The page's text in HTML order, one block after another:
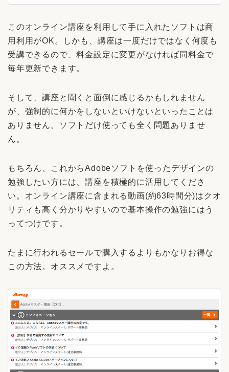
このオンライン講座を利用して手に入れたソフトは商
用利用がOK。しかも、講座は一度だけではなく何度も
受講できるので、料金設定に変更がなければ同料金で
毎年更新できます。
そして、講座と聞くと面倒に感じるかもしれません
が、強制的に何かをしないといけないといったことは
ありません。ソフトだけ使っても全く問題ありませ
ん。
もちろん、これからAdobeソフトを使ったデザインの
勉強したい方には、講座を積極的に活用してくださ
い。オンライン講座に含まれる動画(約63時間分)はクオ
リティも高く分かりやすいので基本操作の勉強にはう
ってつけです。
たまに行われるセールで購入するよりもかなりお得な
この方法。オススメですよ。